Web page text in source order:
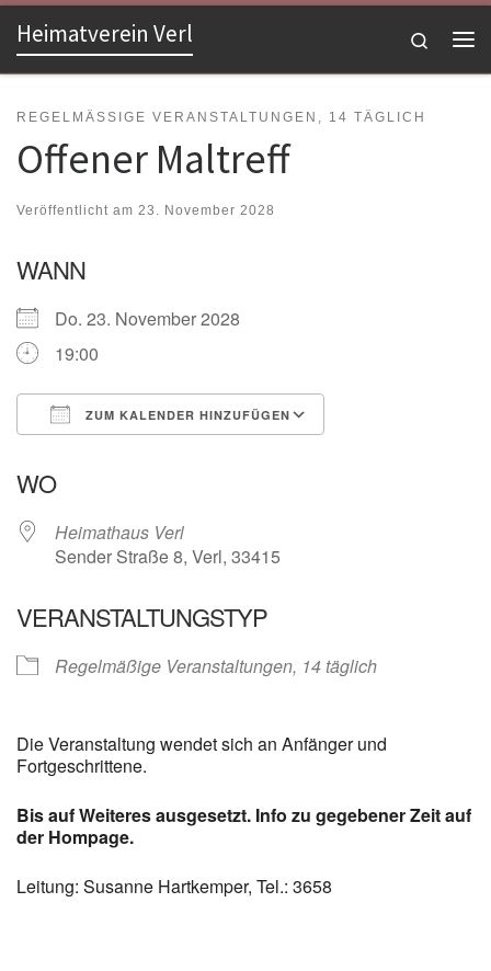
Zum Inhalt springen
Heimatverein Verl
Search
REGELMÄSSIGE VERANSTALTUNGEN, 14 TÄGLICH
Offener Maltreff
Veröffentlicht am 23. November 2028
WANN
Do. 23. November 2028
19:00
ZUM KALENDER HINZUFÜGEN
WO
Heimathaus Verl
Sender Straße 8, Verl, 33415
VERANSTALTUNGSTYP
Regelmäßige Veranstaltungen, 14 täglich
Die Veranstaltung wendet sich an Anfänger und
Fortgeschrittene.
Bis auf Weiteres ausgesetzt. Info zu gegebener Zeit auf
der Hompage.
Leitung: Susanne Hartkemper, Tel.: 3658